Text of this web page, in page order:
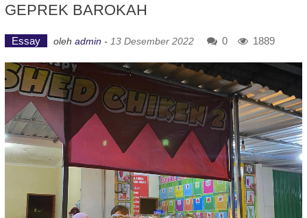
GEPREK BAROKAH
Essay oleh admin - 13 Desember 2022 0 1889